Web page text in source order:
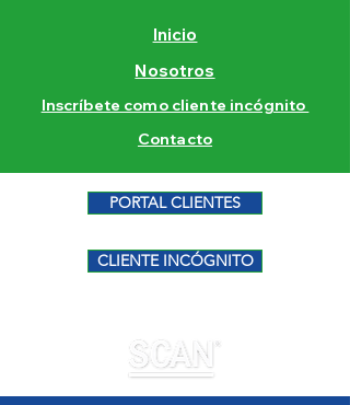
Inicio
Nosotros
Inscríbete como cliente incógnito
Contacto
PORTAL CLIENTES
CLIENTE INCÓGNITO